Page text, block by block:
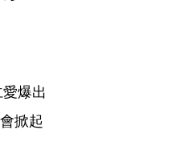
爆出
掀起